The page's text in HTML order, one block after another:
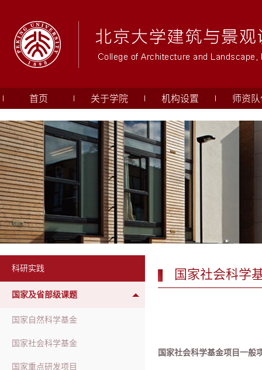
首页 关于学院 机构设置 师资队
科研实践
国家及省部级课题
国家自然科学基金
国家社会科学基金
国家重点研发项目
国家社会科学
国家社会科学基金项目一般